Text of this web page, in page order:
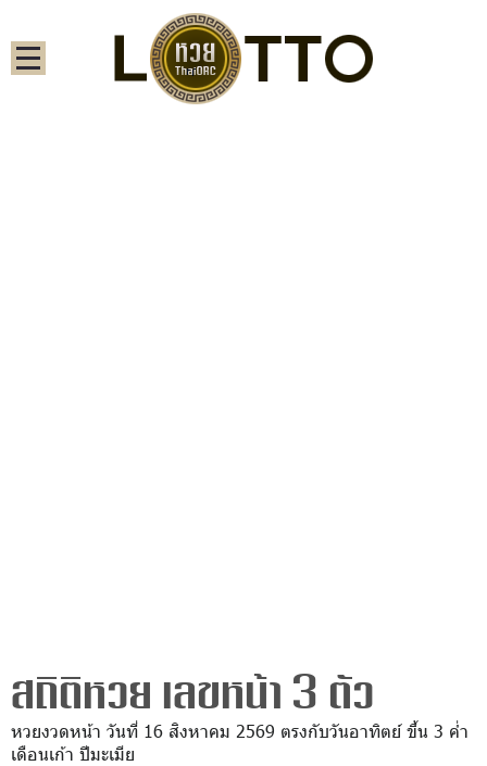
สถิติหวย เลขหน้า 3 ตัว
หวยงวดหน้า วันที่ 16 สิงหาคม 2569 ตรงกับวันอาทิตย์ ขึ้น 3 ค่ำ
เดือนเก้า ปีมะเมีย